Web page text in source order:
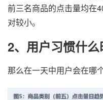
前三名商品的点击量均在
对较小。
2、用户习惯什
那么在一天中用户会在哪